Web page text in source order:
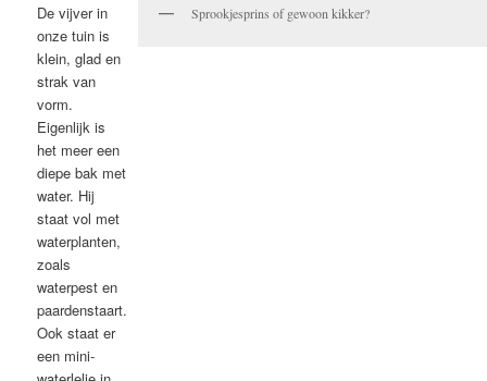
De vijver in
onze tuin is
klein, glad en
strak van
vorm.
Eigenlijk is
het meer een
diepe bak met
water. Hij
staat vol met
waterplanten,
zoals
waterpest en
paardenstaart.
Ook staat er
een mini-
Sprookjesprins of gewoon kikker?